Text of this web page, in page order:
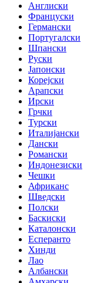
Англиски
Француски
Германски
Португалски
Шпански
Руски
Јапонски
Корејски
Арапски
Ирски
Грчки
Турски
Италијански
Дански
Романски
Индонезиски
Чешки
Африканс
Шведски
Полски
Баскиски
Каталонски
Есперанто
Хинди
Лао
Албански